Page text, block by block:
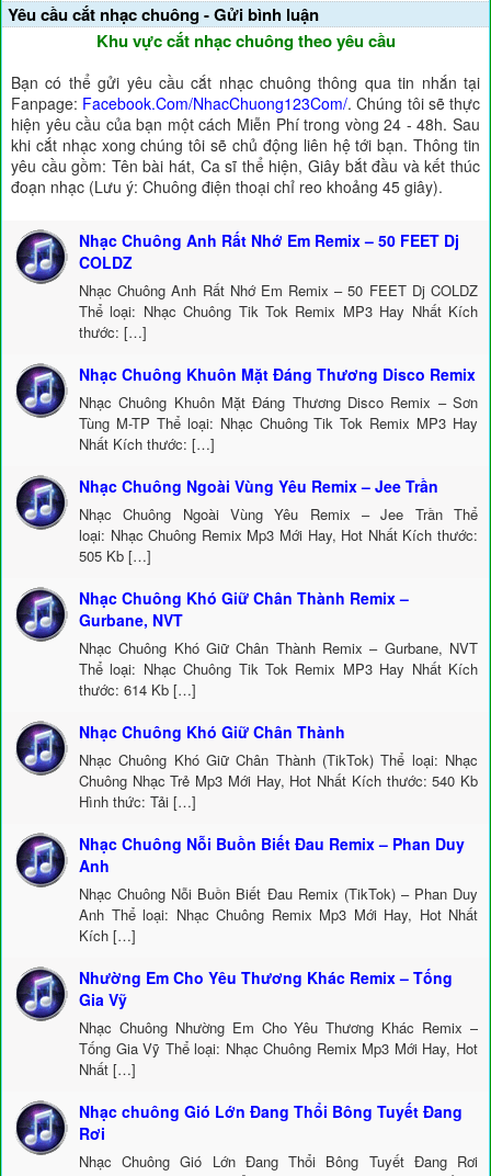
Yêu cầu cắt nhạc chuông - Gửi bình luận
Khu vực cắt nhạc chuông theo yêu cầu
Bạn có thể gửi yêu cầu cắt nhạc chuông thông qua tin nhắn tại
Fanpage: Facebook.Com/NhacChuong123Com/. Chúng tôi sẽ thực
hiện yêu cầu của bạn một cách Miễn Phí trong vòng 24 - 48h. Sau
khi cắt nhạc xong chúng tôi sẽ chủ động liên hệ tới bạn. Thông tin
yêu cầu gồm: Tên bài hát, Ca sĩ thể hiện, Giây bắt đầu và kết thúc
đoạn nhạc (Lưu ý: Chuông điện thoại chỉ reo khoảng 45 giây).
Nhạc Chuông Anh Rất Nhớ Em Remix – 50 FEET Dj
COLDZ
Nhạc Chuông Anh Rất Nhớ Em Remix – 50 FEET Dj COLDZ
Thể loại: Nhạc Chuông Tik Tok Remix MP3 Hay Nhất Kích
thước: […]
Nhạc Chuông Khuôn Mặt Đáng Thương Disco Remix
Nhạc Chuông Khuôn Mặt Đáng Thương Disco Remix – Sơn
Tùng M-TP Thể loại: Nhạc Chuông Tik Tok Remix MP3 Hay
Nhất Kích thước: […]
Nhạc Chuông Ngoài Vùng Yêu Remix – Jee Trần
Nhạc Chuông Ngoài Vùng Yêu Remix – Jee Trần Thể
loại: Nhạc Chuông Remix Mp3 Mới Hay, Hot Nhất Kích thước:
505 Kb […]
Nhạc Chuông Khó Giữ Chân Thành Remix –
Gurbane, NVT
Nhạc Chuông Khó Giữ Chân Thành Remix – Gurbane, NVT
Thể loại: Nhạc Chuông Tik Tok Remix MP3 Hay Nhất Kích
thước: 614 Kb […]
Nhạc Chuông Khó Giữ Chân Thành
Nhạc Chuông Khó Giữ Chân Thành (TikTok) Thể loại: Nhạc
Chuông Nhạc Trẻ Mp3 Mới Hay, Hot Nhất Kích thước: 540 Kb
Hình thức: Tải […]
Nhạc Chuông Nỗi Buồn Biết Đau Remix – Phan Duy
Anh
Nhạc Chuông Nỗi Buồn Biết Đau Remix (TikTok) – Phan Duy
Anh Thể loại: Nhạc Chuông Remix Mp3 Mới Hay, Hot Nhất
Kích […]
Nhường Em Cho Yêu Thương Khác Remix – Tống
Gia Vỹ
Nhạc Chuông Nhường Em Cho Yêu Thương Khác Remix –
Tống Gia Vỹ Thể loại: Nhạc Chuông Remix Mp3 Mới Hay, Hot
Nhất […]
Nhạc chuông Gió Lớn Đang Thổi Bông Tuyết Đang
Rơi
Nhạc Chuông Gió Lớn Đang Thổi Bông Tuyết Đang Rơi